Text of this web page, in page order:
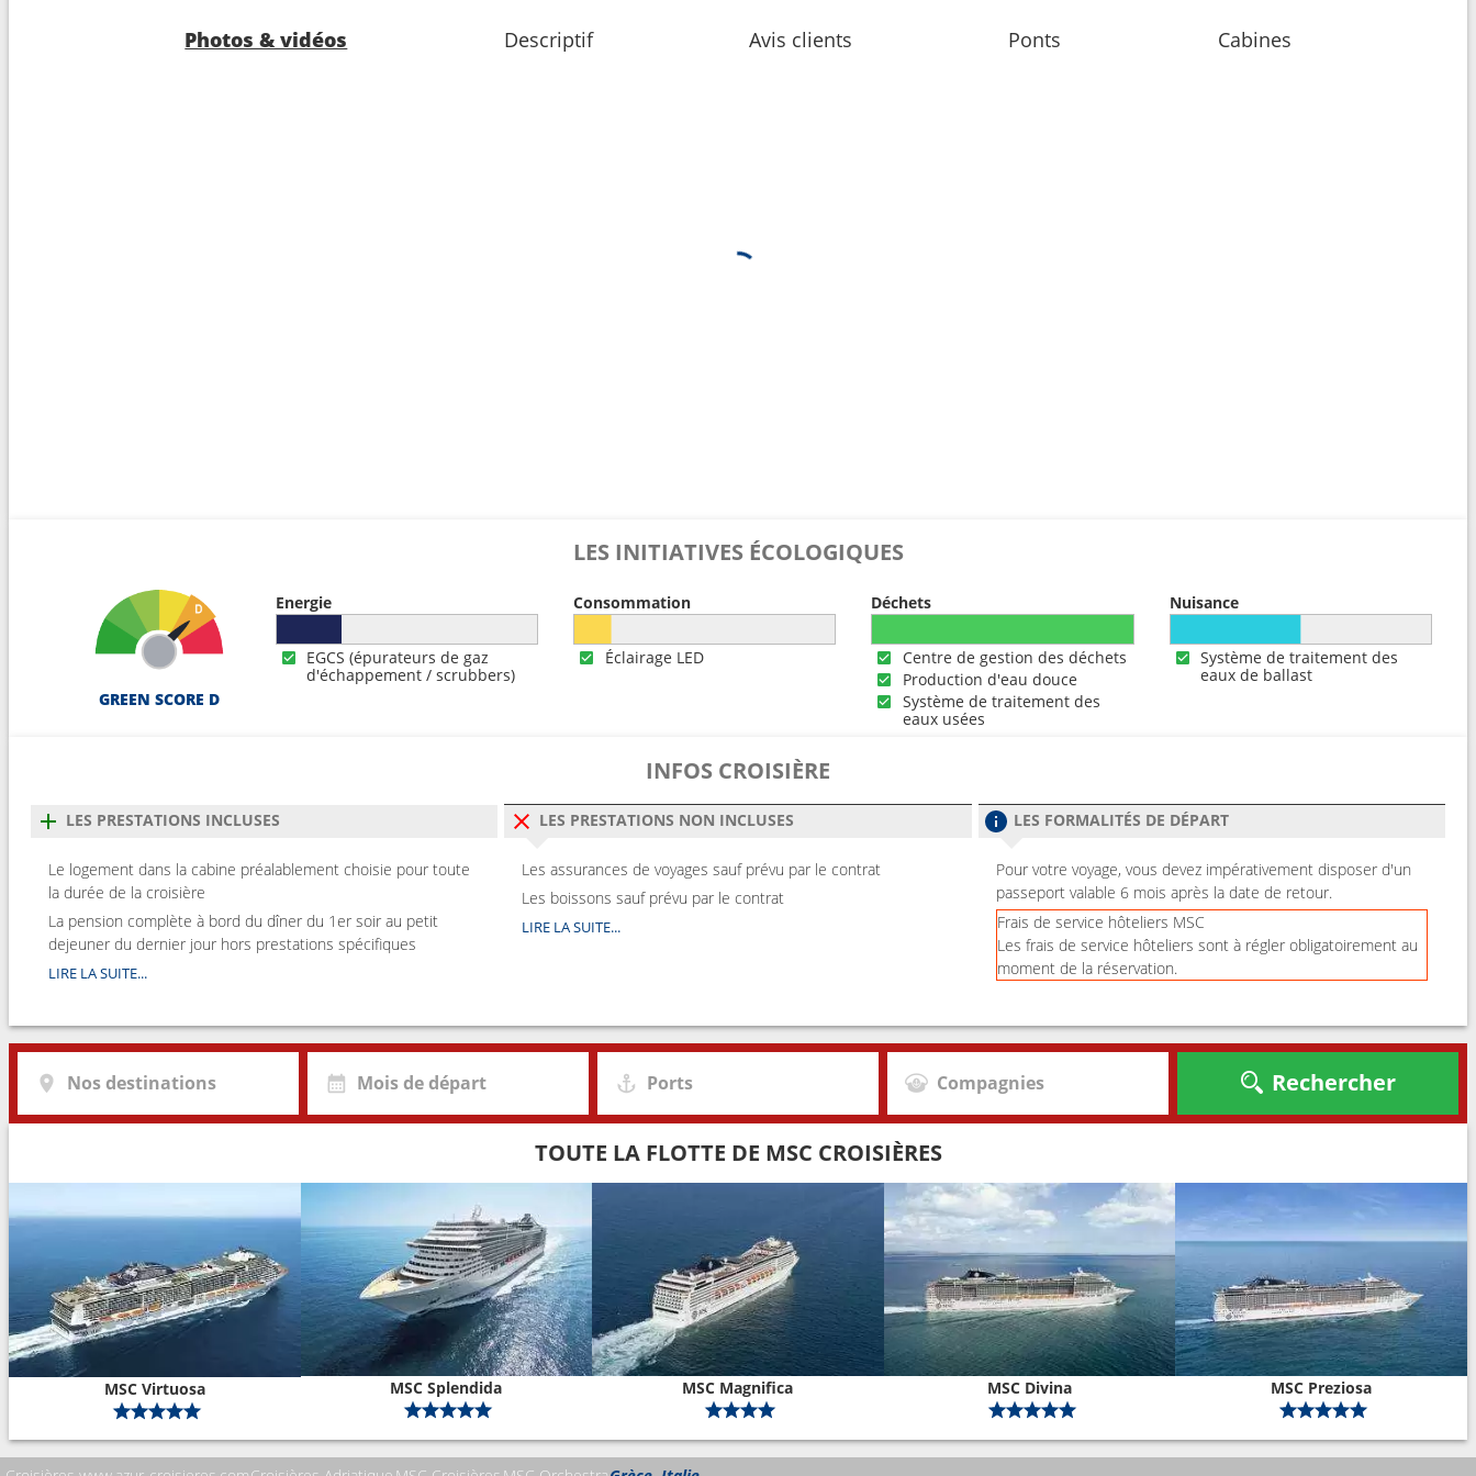
- Points MSC Voyagers Club
Photos & vidéos Descriptif Avis clients Ponts Cabines
LES INITIATIVES ÉCOLOGIQUES
GREEN SCORE D
Energie
EGCS (épurateurs de gaz
d'échappement / scrubbers)
Consommation
Éclairage LED
Déchets
Centre de gestion des déchets
Production d'eau douce
Système de traitement des
eaux usées
Nuisance
Système de traitement des
eaux de ballast
INFOS CROISIÈRE
LES PRESTATIONS INCLUSES
Le logement dans la cabine préalablement choisie pour toute
la durée de la croisière
La pension complète à bord du dîner du 1er soir au petit
dejeuner du dernier jour hors prestations spécifiques
LIRE LA SUITE...
LES PRESTATIONS NON INCLUSES
Les assurances de voyages sauf prévu par le contrat
Les boissons sauf prévu par le contrat
LIRE LA SUITE...
LES FORMALITÉS DE DÉPART
Pour votre voyage, vous devez impérativement disposer d'un
passeport valable 6 mois après la date de retour.
Frais de service hôteliers MSC
Les frais de service hôteliers sont à régler obligatoirement au
moment de la réservation.
Nos destinations Mois de départ Ports Compagnies Rechercher
TOUTE LA FLOTTE DE MSC CROISIÈRES
MSC Virtuosa MSC Splendida MSC Magnifica MSC Divina MSC Preziosa